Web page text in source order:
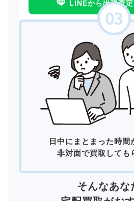
LINEから出張査
日中にまとまった時間
非対面で買取しても
そんなあな